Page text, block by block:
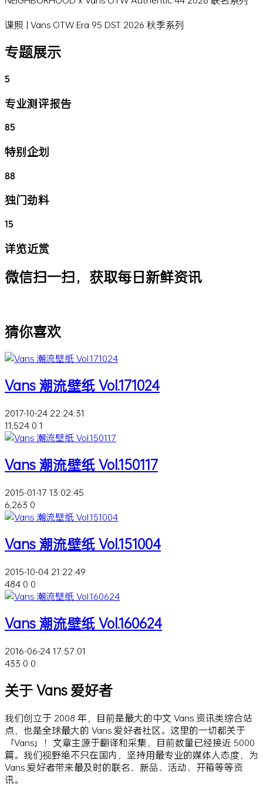
谍照 | Vans OTW Era 95 DST 2026 秋季系列
专题展示
5
专业测评报告
85
特别企划
88
独门劲料
15
详览近赏
微信扫一扫，获取每日新鲜资讯
猜你喜欢
Vans 潮流壁纸 Vol.171024
2017-10-24 22:24:31
11,524 0 1
Vans 潮流壁纸 Vol.150117
2015-01-17 13:02:45
6,263 0
Vans 潮流壁纸 Vol.151004
2015-10-04 21:22:49
484 0 0
Vans 潮流壁纸 Vol.160624
2016-06-24 17:57:01
433 0 0
关于 Vans 爱好者
我们创立于 2008 年，目前是最大的中文 Vans 资讯类综合站
点，也是全球最大的 Vans 爱好者社区。这里的一切都关于
「Vans」！文章主源于翻译和采集，目前数量已经接近 5000
篇。我们视野绝不只在国内，坚持用最专业的媒体人态度，为
Vans 爱好者带来最及时的联名、新品、活动、开箱等等资
讯。